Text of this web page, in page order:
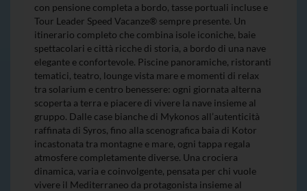
con pensione completa a bordo, tasse portuali incluse e
Tour Leader Speed Vacanze® sempre presente. Un
itinerario completo che combina isole iconiche, baie
spettacolari e città ricche di storia, a bordo di una nave
elegante e confortevole. Piscine panoramiche, ristoranti
tematici, teatro, lounge vista mare e momenti di relax
tra solarium e centro benessere: ogni giornata alterna
scoperta a terra e piacere di vivere la nave insieme al
gruppo. Dalle case bianche di Mykonos all’autenticità
raffinata di Syros, fino alla scenografica baia di Kotor
incastonata tra montagne e mare, ogni tappa regala
atmosfere completamente diverse. Una crociera
dinamica, varia e coinvolgente, pensata per chi vuole
vivere il Mediterraneo da protagonista insieme al